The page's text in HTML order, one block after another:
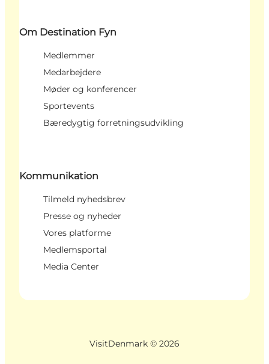
Om Destination Fyn
Medlemmer
Medarbejdere
Møder og konferencer
Sportevents
Bæredygtig forretningsudvikling
Kommunikation
Tilmeld nyhedsbrev
Presse og nyheder
Vores platforme
Medlemsportal
Media Center
VisitDenmark © 2026